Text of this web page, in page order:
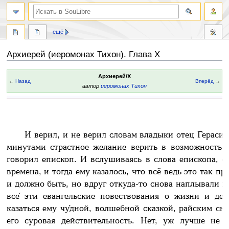
Архиерей (иеромонах Тихон). Глава X
навигации
поиску
← Назад
Архиерей/X
авториеромонах Тихон
Вперёд →
И верил, и не верил словам владыки отец
минутами страстное желание верить в возможность
говорил епископ. И вслушиваясь в слова епископа,
времена, и тогда ему казалось, что всё ведь это так
и должно быть, но вдруг откуда-то снова наплывали
все́ эти евангельские повествования о жизни и
казаться ему чу́дной, волшебной сказкой, райским
его суровая действительность. Нет, уж лучше не
ещё